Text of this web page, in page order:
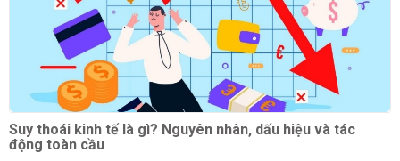
Suy thoái kinh tế là gì? Nguyên nhân, dấu hiệu và tác
động toàn cầu